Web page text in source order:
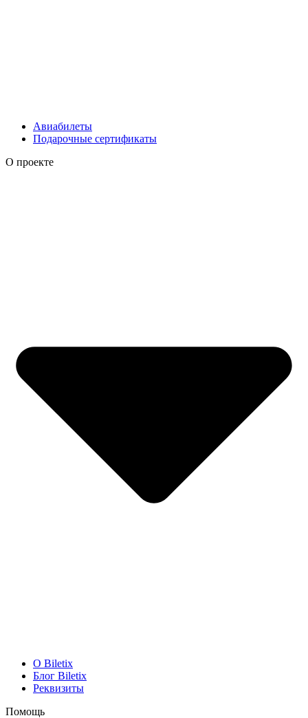
Авиабилеты
Подарочные сертификаты
О проекте
O Biletix
Блог Biletix
Реквизиты
Помощь